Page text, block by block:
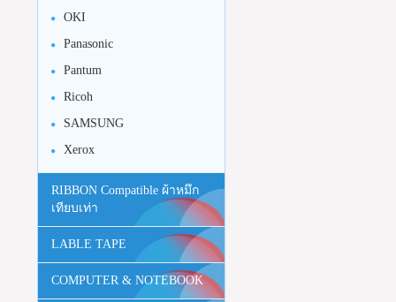
OKI
Panasonic
Pantum
Ricoh
SAMSUNG
Xerox
RIBBON Compatible ผ้าหมึก
เทียบเท่า
LABLE TAPE
COMPUTER & NOTEBOOK